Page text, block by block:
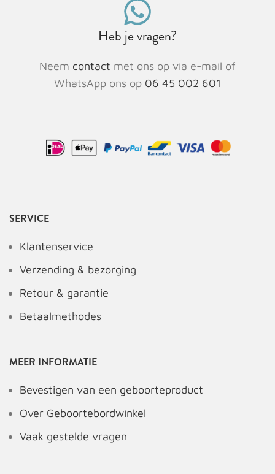
Heb je vragen?
Neem contact met ons op via e-mail of
WhatsApp ons op 06 45 002 601
SERVICE
Klantenservice
Verzending & bezorging
Retour & garantie
Betaalmethodes
MEER INFORMATIE
Bevestigen van een geboorteproduct
Over Geboortebordwinkel
Vaak gestelde vragen